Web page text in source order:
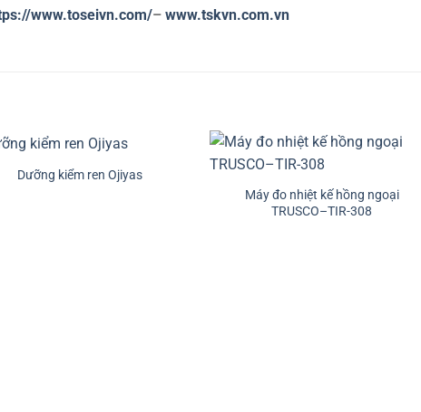
www.toseivn.com/– www.tskvn.com.vn
Dưỡng kiểm ren Ojiyas
+
Máy đo nhiệt kế hồng ngoại
TRUSCO–TIR-308